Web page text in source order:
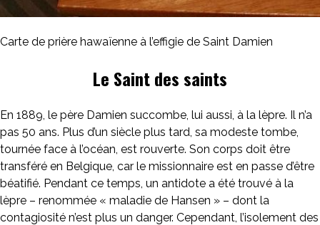
Carte de prière hawaïenne à l’effigie de Saint Damien
Le Saint des saints
En 1889, le père Damien succombe, lui aussi, à la lèpre. Il n’a
pas 50 ans. Plus d’un siècle plus tard, sa modeste tombe,
tournée face à l’océan, est rouverte. Son corps doit être
transféré en Belgique, car le missionnaire est en passe d’être
béatifié. Pendant ce temps, un antidote a été trouvé à la
lèpre – renommée « maladie de Hansen » – dont la
contagiosité n’est plus un danger. Cependant, l’isolement des